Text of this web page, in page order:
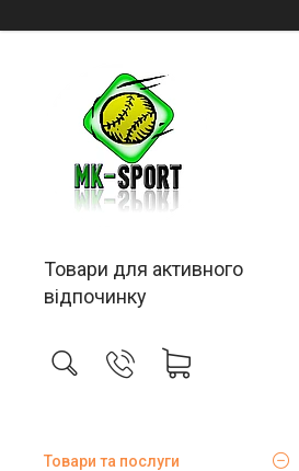
Товари для активного
відпочинку
Товари та послуги